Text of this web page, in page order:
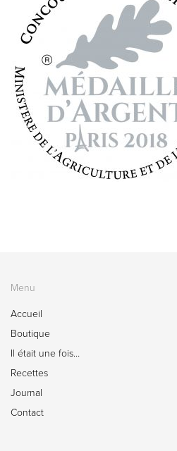
Menu
Accueil
Boutique
Il était une fois…
Recettes
Journal
Contact